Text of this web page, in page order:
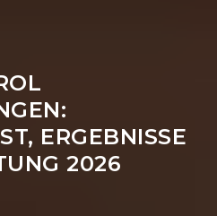
ERGEBNISSE
2026